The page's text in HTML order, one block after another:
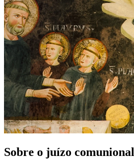
Sobre o juízo comunional